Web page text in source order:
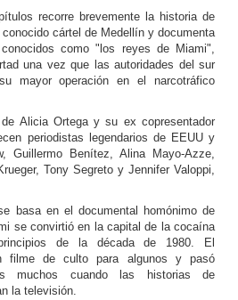
recorre brevemente la historia de
cártel de Medellín y documenta
como "los reyes de Miami",
una vez que las autoridades del sur
mayor operación en el narcotráfico
Alicia Ortega y su ex copresentador
periodistas legendarios de EEUU y
Guillermo Benítez, Alina Mayo-Azze,
Tony Segreto y Jennifer Valoppi,
basa en el documental homónimo de
se convirtió en la capital de la cocaína
de la década de 1980. El
filme de culto para algunos y pasó
muchos cuando las historias de
la televisión.